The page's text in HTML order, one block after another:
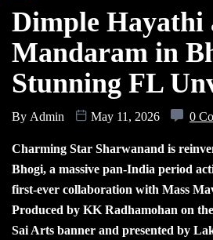
Dimple Hayathi
Mandaram in
Stunning FL
By Admin May 11, 2026 0
Charming Star Sharwanand is
Bhogi, a massive pan-India period
first-ever collaboration with Mass
Produced by KK Radhamohan on
Sai Arts banner and presented by